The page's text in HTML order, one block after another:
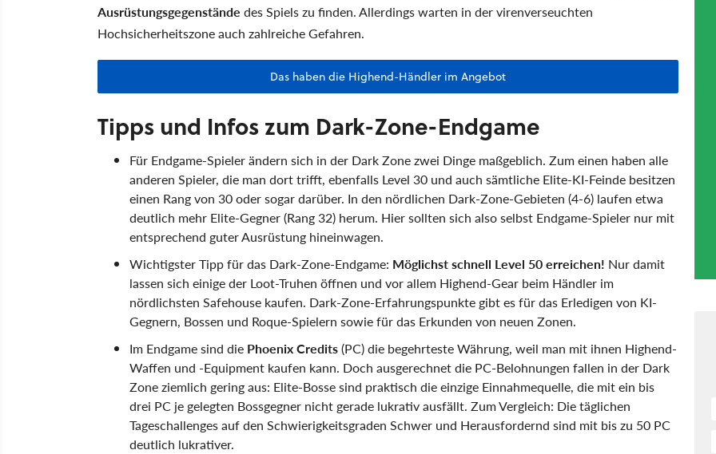
Ausrüstungsgegenstände des Spiels zu finden. Allerdings warten in der virenverseuchten
Hochsicherheitszone auch zahlreiche Gefahren.
Das haben die Highend-Händler im Angebot
Tipps und Infos zum Dark-Zone-Endgame
Für Endgame-Spieler ändern sich in der Dark Zone zwei Dinge maßgeblich. Zum einen haben alle
anderen Spieler, die man dort trifft, ebenfalls Level 30 und auch sämtliche Elite-KI-Feinde besitzen
einen Rang von 30 oder sogar darüber. In den nördlichen Dark-Zone-Gebieten (4-6) laufen etwa
deutlich mehr Elite-Gegner (Rang 32) herum. Hier sollten sich also selbst Endgame-Spieler nur mit
entsprechend guter Ausrüstung hineinwagen.
Wichtigster Tipp für das Dark-Zone-Endgame: Möglichst schnell Level 50 erreichen! Nur damit
lassen sich einige der Loot-Truhen öffnen und vor allem Highend-Gear beim Händler im
nördlichsten Safehouse kaufen. Dark-Zone-Erfahrungspunkte gibt es für das Erledigen von KI-
Gegnern, Bossen und Roque-Spielern sowie für das Erkunden von neuen Zonen.
Im Endgame sind die Phoenix Credits(PC) die begehrteste Währung, weil man mit ihnen Highend-
Waffen und -Equipment kaufen kann. Doch ausgerechnet die PC-Belohnungen fallen in der Dark
Zone ziemlich gering aus: Elite-Bosse sind praktisch die einzige Einnahmequelle, die mit ein bis
drei PC je gelegten Bossgegner nicht gerade lukrativ ausfällt. Zum Vergleich: Die täglichen
Tageschallenges auf den Schwierigkeitsgraden Schwer und Herausfordernd sind mit bis zu 50 PC
deutlich lukrativer.